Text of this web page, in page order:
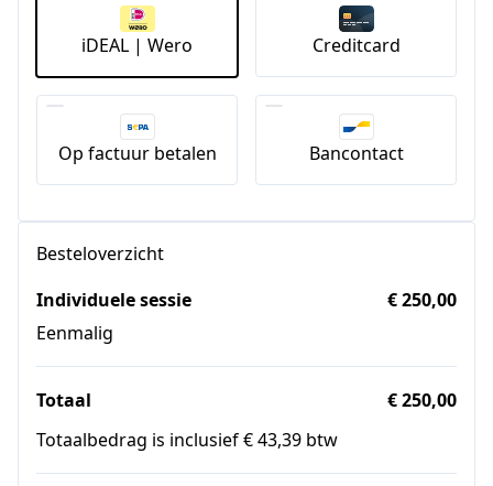
iDEAL | Wero Creditcard
Op factuur betalen Bancontact
Besteloverzicht
Individuele sessie
Eenmalig
€ 250,00
Totaal
€ 250,00
Totaalbedrag is inclusief € 43,39 btw